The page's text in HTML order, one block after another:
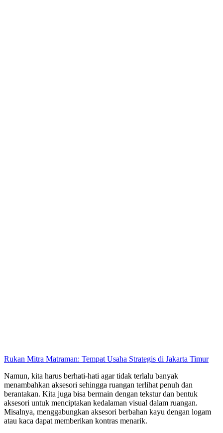
Rukan Mitra Matraman: Tempat Usaha Strategis di Jakarta Timur
Namun, kita harus berhati-hati agar tidak terlalu banyak
menambahkan aksesori sehingga ruangan terlihat penuh dan
berantakan. Kita juga bisa bermain dengan tekstur dan bentuk
aksesori untuk menciptakan kedalaman visual dalam ruangan.
Misalnya, menggabungkan aksesori berbahan kayu dengan logam
atau kaca dapat memberikan kontras menarik.